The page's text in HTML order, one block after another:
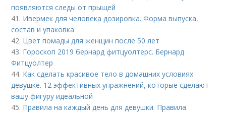
появляются следы от прыщей
41. Ивермек для человека дозировка. Форма выпуска,
состав и упаковка
42. Цвет помады для женщин после 50 лет
43. Гороскоп 2019 бернард фитцуолтерс. Бернард
Фитцуолтер
44. Как сделать красивое тело в домашних условиях
девушке. 12 эффективных упражнений, которые сделают
вашу фигуру идеальной
45. Правила на каждый день для девушки. Правила